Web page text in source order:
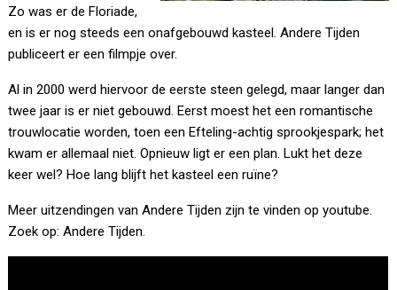
Zo was er de Floriade,
en is er nog steeds een onafgebouwd kasteel. Andere Tijden
publiceert er een filmpje over.
Al in 2000 werd hiervoor de eerste steen gelegd, maar langer dan
twee jaar is er niet gebouwd. Eerst moest het een romantische
trouwlocatie worden, toen een Efteling-achtig sprookjespark; het
kwam er allemaal niet. Opnieuw ligt er een plan. Lukt het deze
keer wel? Hoe lang blijft het kasteel een ruïne?
Meer uitzendingen van Andere Tijden zijn te vinden op youtube.
Zoek op: Andere Tijden.